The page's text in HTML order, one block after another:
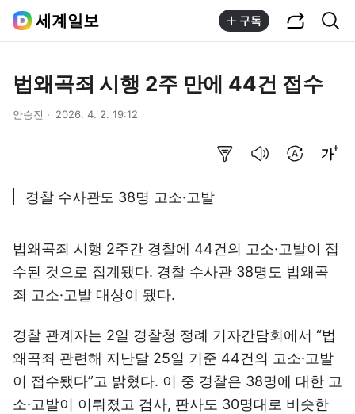
세계일보 구독
법왜곡죄 시행 2주 만에 44건 접수
안승진 2026. 4. 2. 19:12
경찰 수사관도 38명 고소·고발
법왜곡죄 시행 2주간 경찰에 44건의 고소·고발이 접
수된 것으로 집계됐다. 경찰 수사관 38명도 법왜곡
죄 고소·고발 대상이 됐다.
경찰 관계자는 2일 경찰청 정례 기자간담회에서 “법
왜곡죄 관련해 지난달 25일 기준 44건의 고소·고발
이 접수됐다”고 밝혔다. 이 중 경찰은 38명에 대한 고
소·고발이 이뤄졌고 검사, 판사도 30명대로 비슷한